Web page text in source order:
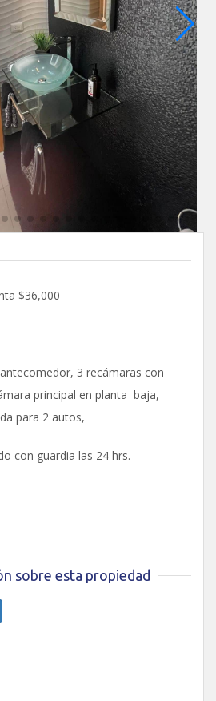
$36,000
3 recámaras con
principal en planta baja,
para 2 autos,
con guardia las 24 hrs.
sobre esta propiedad